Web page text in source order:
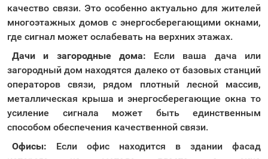
качество связи. Это особенно актуально для жителей
многоэтажных домов с энергосберегающими окнами,
где сигнал может ослабевать на верхних этажах.
Дачи и загородные дома: Если ваша дача или
загородный дом находятся далеко от базовых станций
операторов связи, рядом плотный лесной массив,
металлическая крыша и энергосберегающие окна то
усиление сигнала может быть единственным
способом обеспечения качественной связи.
Офисы: Если офис находится в здании фасад